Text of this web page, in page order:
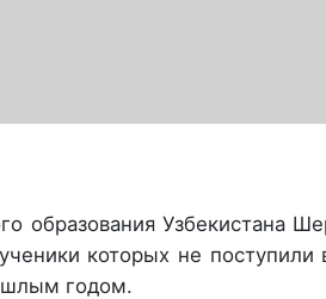
образования Узбекистана
которых не
годом.